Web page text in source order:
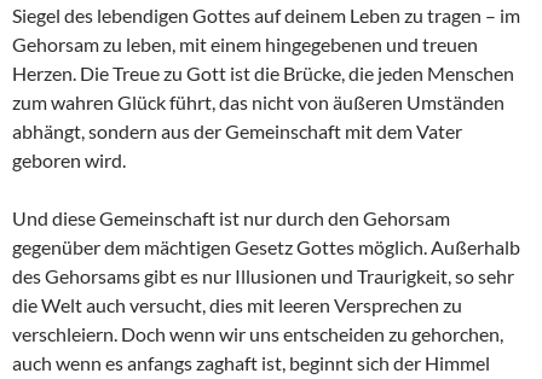
Siegel des lebendigen Gottes auf deinem Leben zu tragen – im
Gehorsam zu leben, mit einem hingegebenen und treuen
Herzen. Die Treue zu Gott ist die Brücke, die jeden Menschen
zum wahren Glück führt, das nicht von äußeren Umständen
abhängt, sondern aus der Gemeinschaft mit dem Vater
geboren wird.
Und diese Gemeinschaft ist nur durch den Gehorsam
gegenüber dem mächtigen Gesetz Gottes möglich. Außerhalb
des Gehorsams gibt es nur Illusionen und Traurigkeit, so sehr
die Welt auch versucht, dies mit leeren Versprechen zu
verschleiern. Doch wenn wir uns entscheiden zu gehorchen,
auch wenn es anfangs zaghaft ist, beginnt sich der Himmel